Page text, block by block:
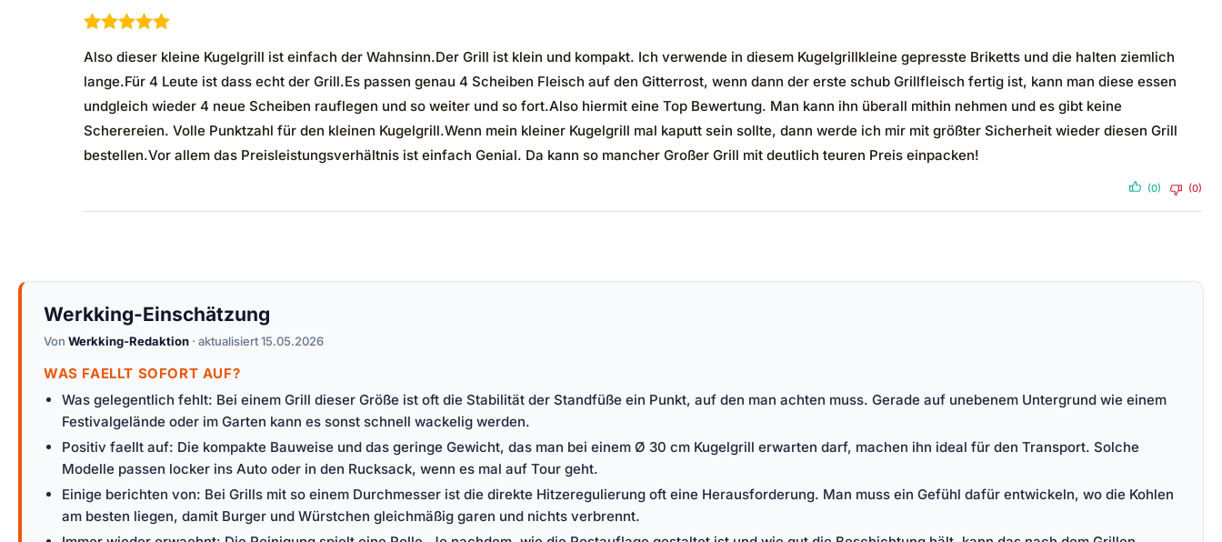
5von 5
Also dieser kleine Kugelgrill ist einfach der Wahnsinn.Der Grill ist klein und kompakt. Ich verwende in diesem Kugelgrillkleine gepresste Briketts und die halten ziemlich
lange.Für 4 Leute ist dass echt der Grill.Es passen genau 4 Scheiben Fleisch auf den Gitterrost, wenn dann der erste schub Grillfleisch fertig ist, kann man diese essen
undgleich wieder 4 neue Scheiben rauflegen und so weiter und so fort.Also hiermit eine Top Bewertung. Man kann ihn überall mithin nehmen und es gibt keine
Scherereien. Volle Punktzahl für den kleinen Kugelgrill.Wenn mein kleiner Kugelgrill mal kaputt sein sollte, dann werde ich mir mit größter Sicherheit wieder diesen Grill
bestellen.Vor allem das Preisleistungsverhältnis ist einfach Genial. Da kann so mancher Großer Grill mit deutlich teuren Preis einpacken!
(0) (0)
Werkking-Einschätzung
Von Werkking-Redaktion · aktualisiert 15.05.2026
WAS FAELLT SOFORT AUF?
Was gelegentlich fehlt: Bei einem Grill dieser Größe ist oft die Stabilität der Standfüße ein Punkt, auf den man achten muss. Gerade auf unebenem Untergrund wie einem
Festivalgelände oder im Garten kann es sonst schnell wackelig werden.
Positiv faellt auf: Die kompakte Bauweise und das geringe Gewicht, das man bei einem Ø 30 cm Kugelgrill erwarten darf, machen ihn ideal für den Transport. Solche
Modelle passen locker ins Auto oder in den Rucksack, wenn es mal auf Tour geht.
Einige berichten von: Bei Grills mit so einem Durchmesser ist die direkte Hitzeregulierung oft eine Herausforderung. Man muss ein Gefühl dafür entwickeln, wo die Kohlen
am besten liegen, damit Burger und Würstchen gleichmäßig garen und nichts verbrennt.